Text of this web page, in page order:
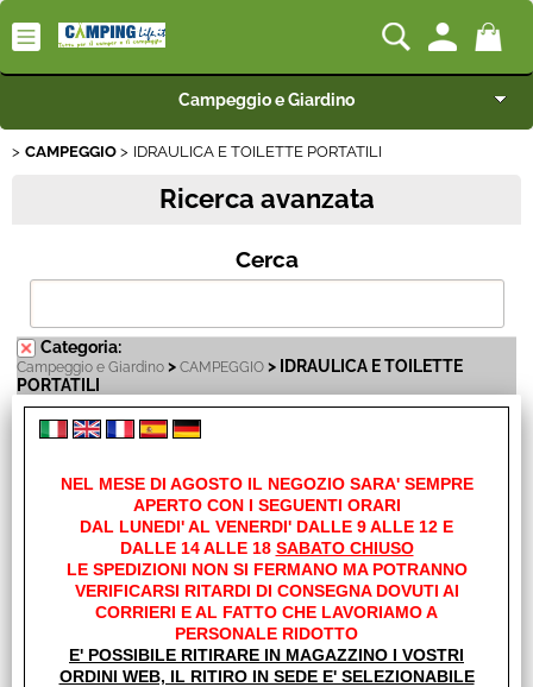
Camping-Life Home
Articoli per Furgonati e Van
Speciale Arredo
Campeggio e Giardino
Nautica
Offerte Del mese
Fineserie e Occasioni
CAMPEGGIO IDRAULICA E TOILETTE PORTATILI
Ricerca avanzata
Cerca
Categoria:
Campeggio e Giardino > CAMPEGGIO > IDRAULICA E TOILETTE
PORTATILI
IDRAULICA E TOILETTE PORTATILI
NEL MESE DI AGOSTO IL NEGOZIO SARA' SEMPRE
APERTO CON I SEGUENTI ORARI
DAL LUNEDI' AL VENERDI' DALLE 9 ALLE 12 E
DALLE 14 ALLE 18 SABATO CHIUSO
LE SPEDIZIONI NON SI FERMANO MA POTRANNO
VERIFICARSI RITARDI DI CONSEGNA DOVUTI AI
CORRIERI E AL FATTO CHE LAVORIAMO A
PERSONALE RIDOTTO
E' POSSIBILE RITIRARE IN MAGAZZINO I VOSTRI
ORDINI WEB, IL RITIRO IN SEDE E' SELEZIONABILE